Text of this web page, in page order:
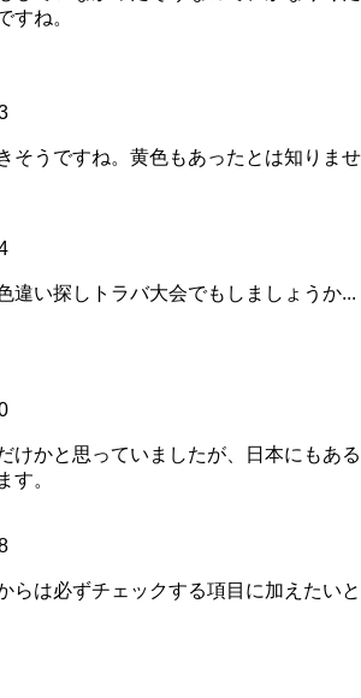
すね。
そうですね。黄色もあったとは知りませ
違い探しトラバ大会でもしましょうか...
けかと思っていましたが、日本にもある
す。
らは必ずチェックする項目に加えたいと